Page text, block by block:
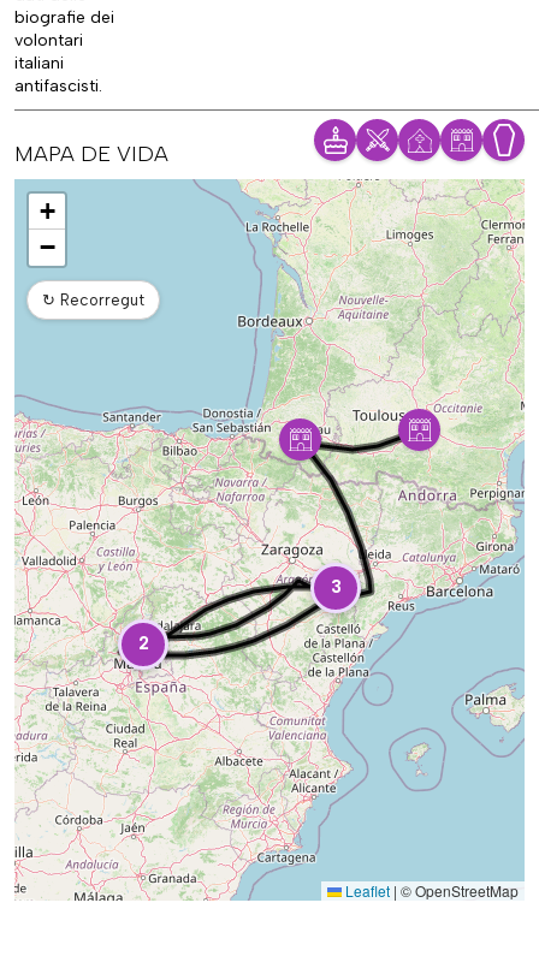
biografie dei
volontari
italiani
antifascisti.
MAPA DE VIDA
Mapa
2
3
+
−
↻ Recorregut
Leaflet | © OpenStreetMap